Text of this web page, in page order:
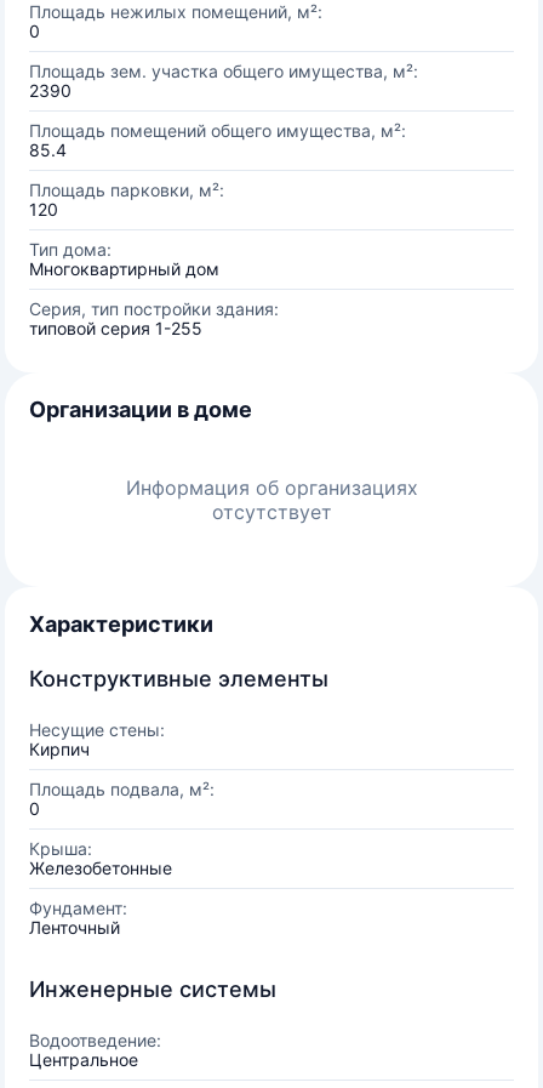
Площадь нежилых помещений, м²:
0
Площадь зем. участка общего имущества, м²:
2390
Площадь помещений общего имущества, м²:
85.4
Площадь парковки, м²:
120
Тип дома:
Многоквартирный дом
Серия, тип постройки здания:
типовой серия 1-255
Организации в доме
Информация об организациях
отсутствует
Характеристики
Конструктивные элементы
Несущие стены:
Кирпич
Площадь подвала, м²:
0
Крыша:
Железобетонные
Фундамент:
Ленточный
Инженерные системы
Водоотведение:
Центральное